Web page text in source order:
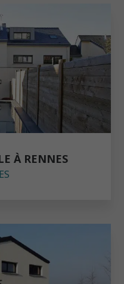
À RENNES